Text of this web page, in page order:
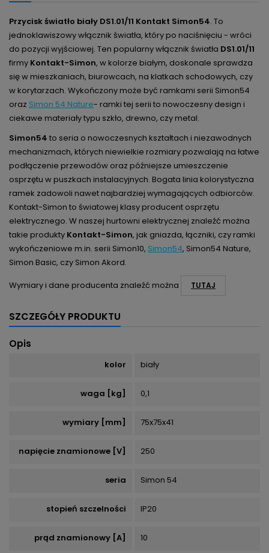
Przycisk światło biały DS1.01/11 Kontakt Simon54. To
jednoklawiszowy włącznik światła, który po naciśnięciu - wróci
do pozycji wyjściowej. Ten popularny włącznik światła DS1.01/11
firmy Kontakt-Simon, w kolorze białym, doskonale sprawdza
się w mieszkaniach, biurowcach, na klatkach schodowych, czy
w korytarzach. Wykończony może być ramkami serii Simon54
oraz Simon 54 Nature- ramki tej serii to nowoczesny design i
ciekawe materiały typu szkło, drewno, czy metal.
Simon54 to seria o nowoczesnych kształtach i niezawodnych
mechanizmach, których niewielkie rozmiary pozwalają na łatwe
podłączenie przewodów oraz późniejsze umieszczenie
osprzętu w puszkach instalacyjnych. Bogata linia kolorystyczna
ramek zadowoli nawet najbardziej wymagających odbiorców.
Kontakt-Simon to światowej klasy producent osprzętu
elektrycznego. W naszej hurtowni elektrycznej znaleźć można
takie produkty Kontakt-Simon, jak gniazda, łączniki, czy ramki
wykończeniowe m.in. serii Simon10, Simon54, Simon54 Nature,
Simon Basic, czy Simon Akord.
Wymiary i dane producenta znaleźć można
TUTAJ
SZCZEGÓŁY PRODUKTU
Opis
kolor biały
waga [kg] 0,1
wymiary [mm] 75x75x41
napięcie znamionowe [V] 250
seria Simon 54
stopień szczelności IP20
prąd znamionowy [A] 10